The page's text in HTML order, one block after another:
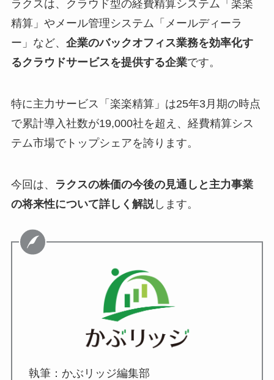
ラクスは、クラウド型の経費精算システム「楽楽
精算」やメール管理システム「メールディーラ
ー」など、 企業のバックオフィス業務を効率化す
るクラウドサービスを提供する企業です。
特に主力サービス「楽楽精算」は25年3月期の時点
で累計導入社数が19,000社を超え、経費精算シス
テム市場でトップシェアを誇ります。
今回は、
ラクスの株価の今後の見通しと主力事業
の将来性について詳しく解説します。
執筆：かぶリッジ編集部